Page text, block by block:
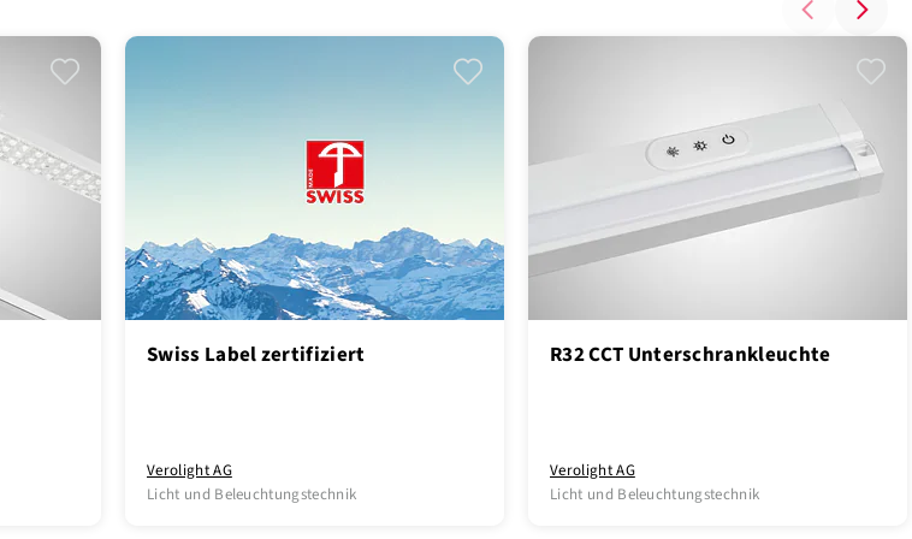
Swiss Label zertifiziert
Verolight AG
Licht und Beleuchtungstechnik
R32 CCT Unterschrankleuchte
Verolight AG
Licht und Beleuchtungstechnik